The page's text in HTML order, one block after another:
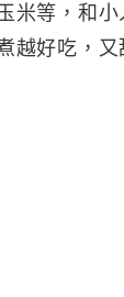
米等，和小
越好吃，